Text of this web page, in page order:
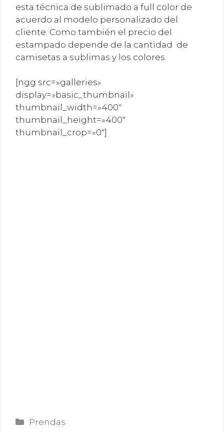
esta técnica de sublimado a full color de
acuerdo al modelo personalizado del
cliente. Como también el precio del
estampado depende de la cantidad de
camisetas a sublimas y los colores.
[ngg src=»galleries»
display=»basic_thumbnail»
thumbnail_width=»400″
thumbnail_height=»400″
thumbnail_crop=»0″]
Categorías
Prendas